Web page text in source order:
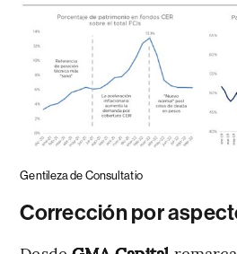
Gentileza de Consultatio
Corrección por